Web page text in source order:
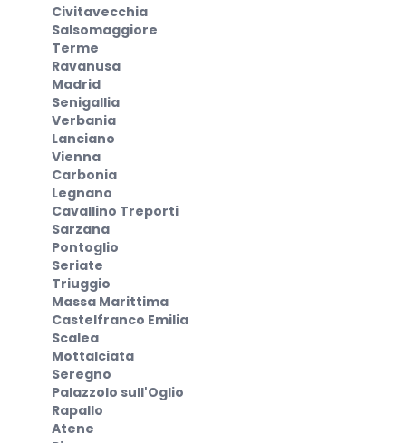
Civitavecchia
Salsomaggiore
Terme
Ravanusa
Madrid
Senigallia
Verbania
Lanciano
Vienna
Carbonia
Legnano
Cavallino Treporti
Sarzana
Pontoglio
Seriate
Triuggio
Massa Marittima
Castelfranco Emilia
Scalea
Mottalciata
Seregno
Palazzolo sull'Oglio
Rapallo
Atene